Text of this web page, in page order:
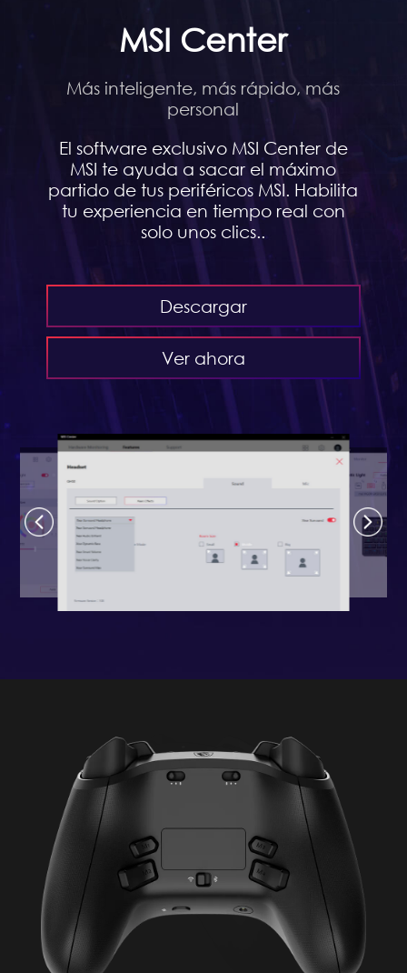
MSI Center
Más inteligente, más rápido, más
personal
El software exclusivo MSI Center de
MSI te ayuda a sacar el máximo
partido de tus periféricos MSI. Habilita
tu experiencia en tiempo real con
solo unos clics..
Descargar
Ver ahora